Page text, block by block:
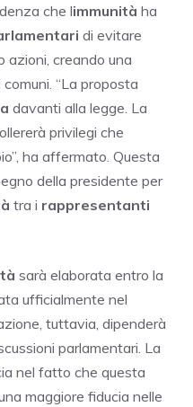
che limmunità ha
di evitare
azioni, creando una
comuni. “La proposta
davanti alla legge. La
privilegi che
ha affermato. Questa
della presidente per
tra i rappresentanti
sarà elaborata entro la
ufficialmente nel
tuttavia, dipenderà
parlamentari. La
nel fatto che questa
maggiore fiducia nelle